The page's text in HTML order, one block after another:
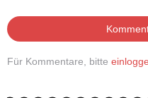
Für Kommentare, bitte